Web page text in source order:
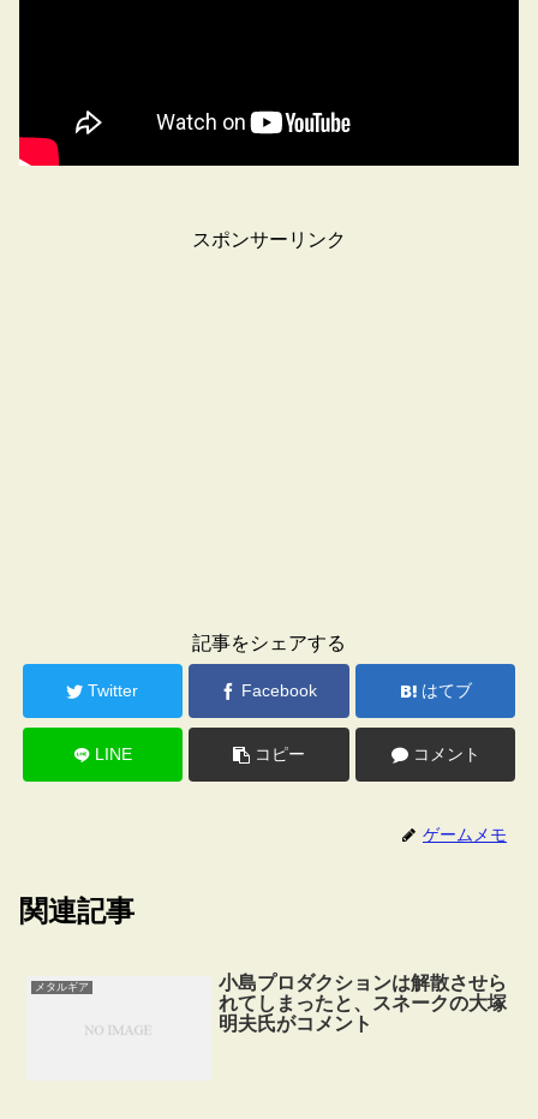
スポンサーリンク
記事をシェアする
Twitter Facebook はてブ
LINE コピー コメント
ゲームメモ
関連記事
メタルギア
小島プロダクションは解散させら
れてしまったと、スネークの大塚
明夫氏がコメント